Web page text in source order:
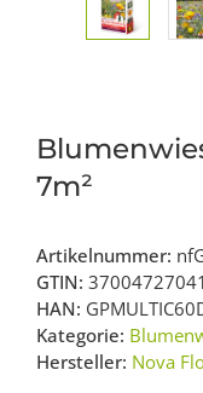
7m²
Artikelnummer:
GTIN:
HAN:
Kategorie:
Hersteller: Nova